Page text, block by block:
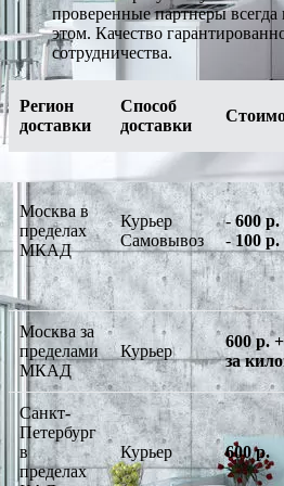
проверенные партнеры
этом. Качество
сотрудничества.
Регион
доставки
Способ
доставки
Москва в
пределах
МКАД
Курьер
Самовывоз
-600 р.
-100 р.
Москва за
пределами
МКАД
Курьер
600 р.
за
Санкт-
Петербург
в
пределах
Курьер 600 р.